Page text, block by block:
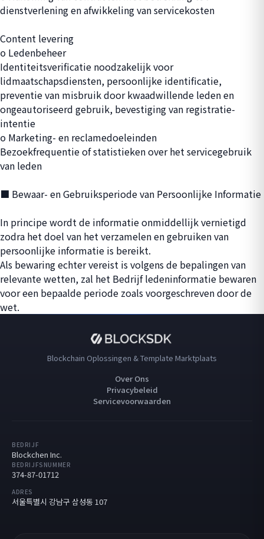
dienstverlening en afwikkeling van servicekosten
Content levering
ο Ledenbeheer
Identiteitsverificatie noodzakelijk voor
lidmaatschapsdiensten, persoonlijke identificatie,
preventie van misbruik door kwaadwillende leden en
ongeautoriseerd gebruik, bevestiging van registratie-
intentie
ο Marketing- en reclamedoeleinden
Bezoekfrequentie of statistieken over het servicegebruik
van leden
■ Bewaar- en Gebruiksperiode van Persoonlijke Informatie
In principe wordt de informatie onmiddellijk vernietigd
zodra het doel van het verzamelen en gebruiken van
persoonlijke informatie is bereikt.
Als bewaring echter vereist is volgens de bepalingen van
relevante wetten, zal het Bedrijf ledeninformatie bewaren
voor een bepaalde periode zoals voorgeschreven door de
wet.
Blockchain Oplossingen & Template Marktplaats
Over Ons
Privacybeleid
Servicevoorwaarden
BEDRIJF
Blockchen Inc.
BEDRIJFSNUMMER
374-87-01712
ADRES
서울특별시 강남구 삼성동 107